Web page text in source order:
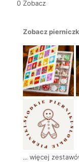
0 Zobacz
Zobacz
... więcej